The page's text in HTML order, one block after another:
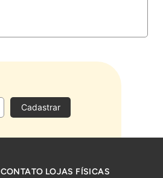
Cadastrar
CONTATO LOJAS FÍSICAS